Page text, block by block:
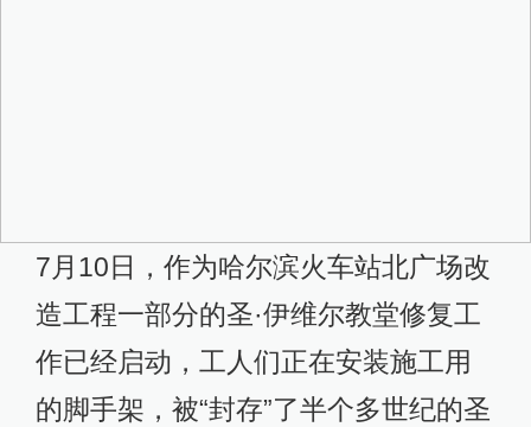
7月10日，作为哈尔滨火车站北广场改
造工程一部分的圣·伊维尔教堂修复工
作已经启动，工人们正在安装施工用
的脚手架，被“封存”了半个多世纪的圣